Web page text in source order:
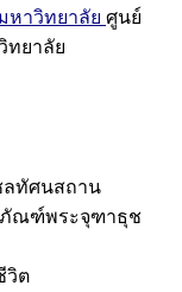
หาวิทยาลัย ศูนย์
ทยาลัย
ทัศนสถาน
ณฑ์พระจุฑาธุช
ต